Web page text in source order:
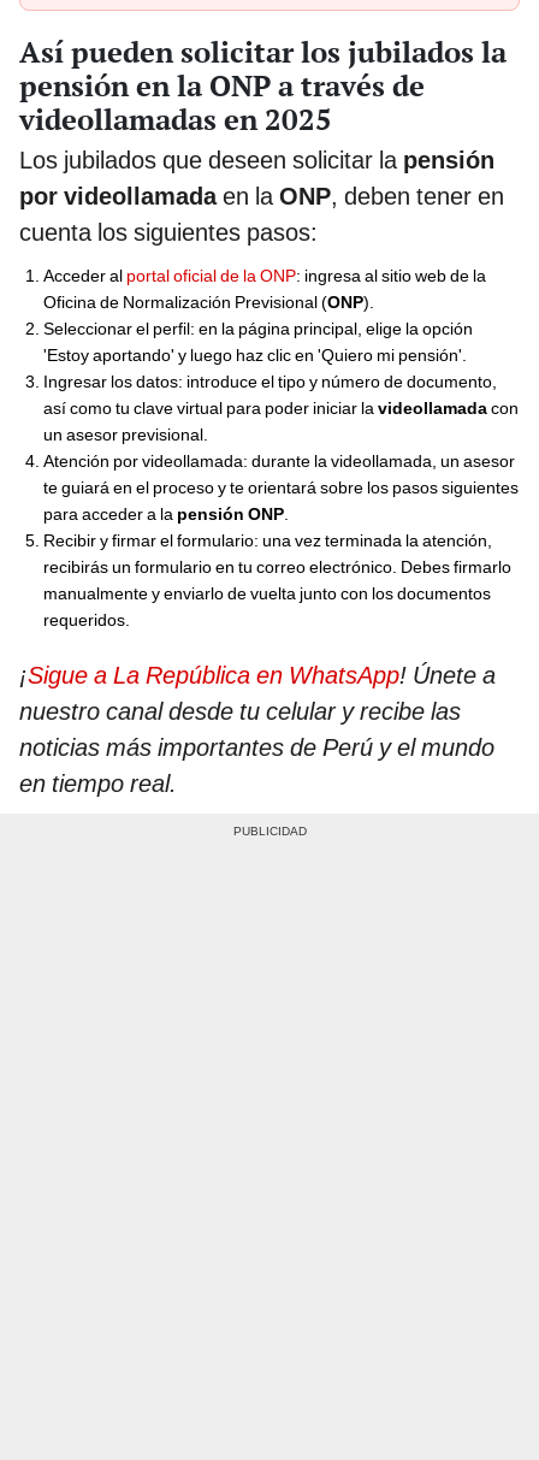
Así pueden solicitar los jubilados la
pensión en la ONP a través de
videollamadas en 2025
Los jubilados que deseen solicitar la pensión
por videollamadaen la ONP, deben tener en
cuenta los siguientes pasos:
Acceder al portal oficial de la ONP: ingresa al sitio web de la
Oficina de Normalización Previsional (ONP).
Seleccionar el perfil: en la página principal, elige la opción
'Estoy aportando' y luego haz clic en 'Quiero mi pensión'.
Ingresar los datos: introduce el tipo y número de documento,
así como tu clave virtual para poder iniciar la videollamadacon
un asesor previsional.
Atención por videollamada: durante la videollamada, un asesor
te guiará en el proceso y te orientará sobre los pasos siguientes
para acceder a la pensión ONP
Recibir y firmar el formulario: una vez terminada la atención,
recibirás un formulario en tu correo electrónico. Debes firmarlo
manualmente y enviarlo de vuelta junto con los documentos
requeridos.
¡Sigue a La República en WhatsApp! Únete a
nuestro canal desde tu celular y recibe las
noticias más importantes de Perú y el mundo
en tiempo real.